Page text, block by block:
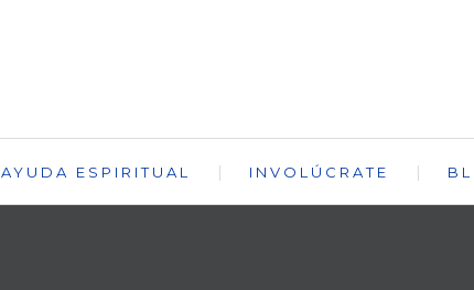
AYUDA ESPIRITUAL INVOLÚCRATE